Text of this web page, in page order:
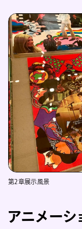
第2章展示風景
アニメーシ